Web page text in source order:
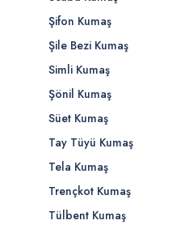
Şifon Kumaş
Şile Bezi Kumaş
Simli Kumaş
Şönil Kumaş
Süet Kumaş
Tay Tüyü Kumaş
Tela Kumaş
Trençkot Kumaş
Tülbent Kumaş